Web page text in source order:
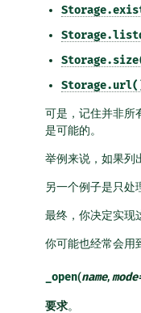
可是，记住并非所
是可能的。
举例来说，如果列
另一个例子是只处
最终，你决定实现
你可能也经常会用
_open(name,mode
要求。